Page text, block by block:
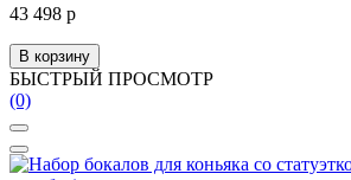
43 498 р
В корзину
БЫСТРЫЙ ПРОСМОТР
(0)